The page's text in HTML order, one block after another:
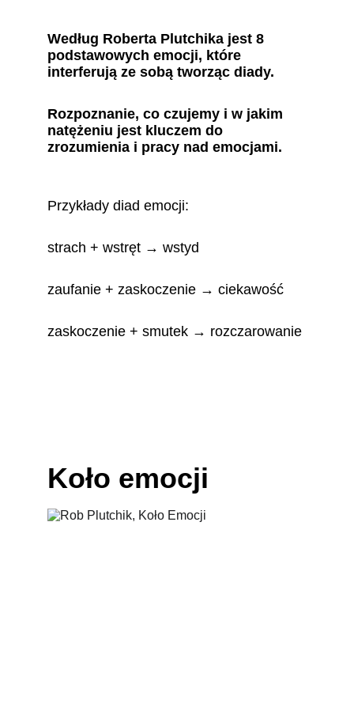
Według Roberta Plutchika jest 8
podstawowych emocji, które
interferują ze sobą tworząc diady.
Rozpoznanie, co czujemy i w jakim
natężeniu jest kluczem do
zrozumienia i pracy nad emocjami.
Przykłady diad emocji:
strach + wstręt → wstyd
zaufanie + zaskoczenie → ciekawość
zaskoczenie + smutek → rozczarowanie
Koło emocji